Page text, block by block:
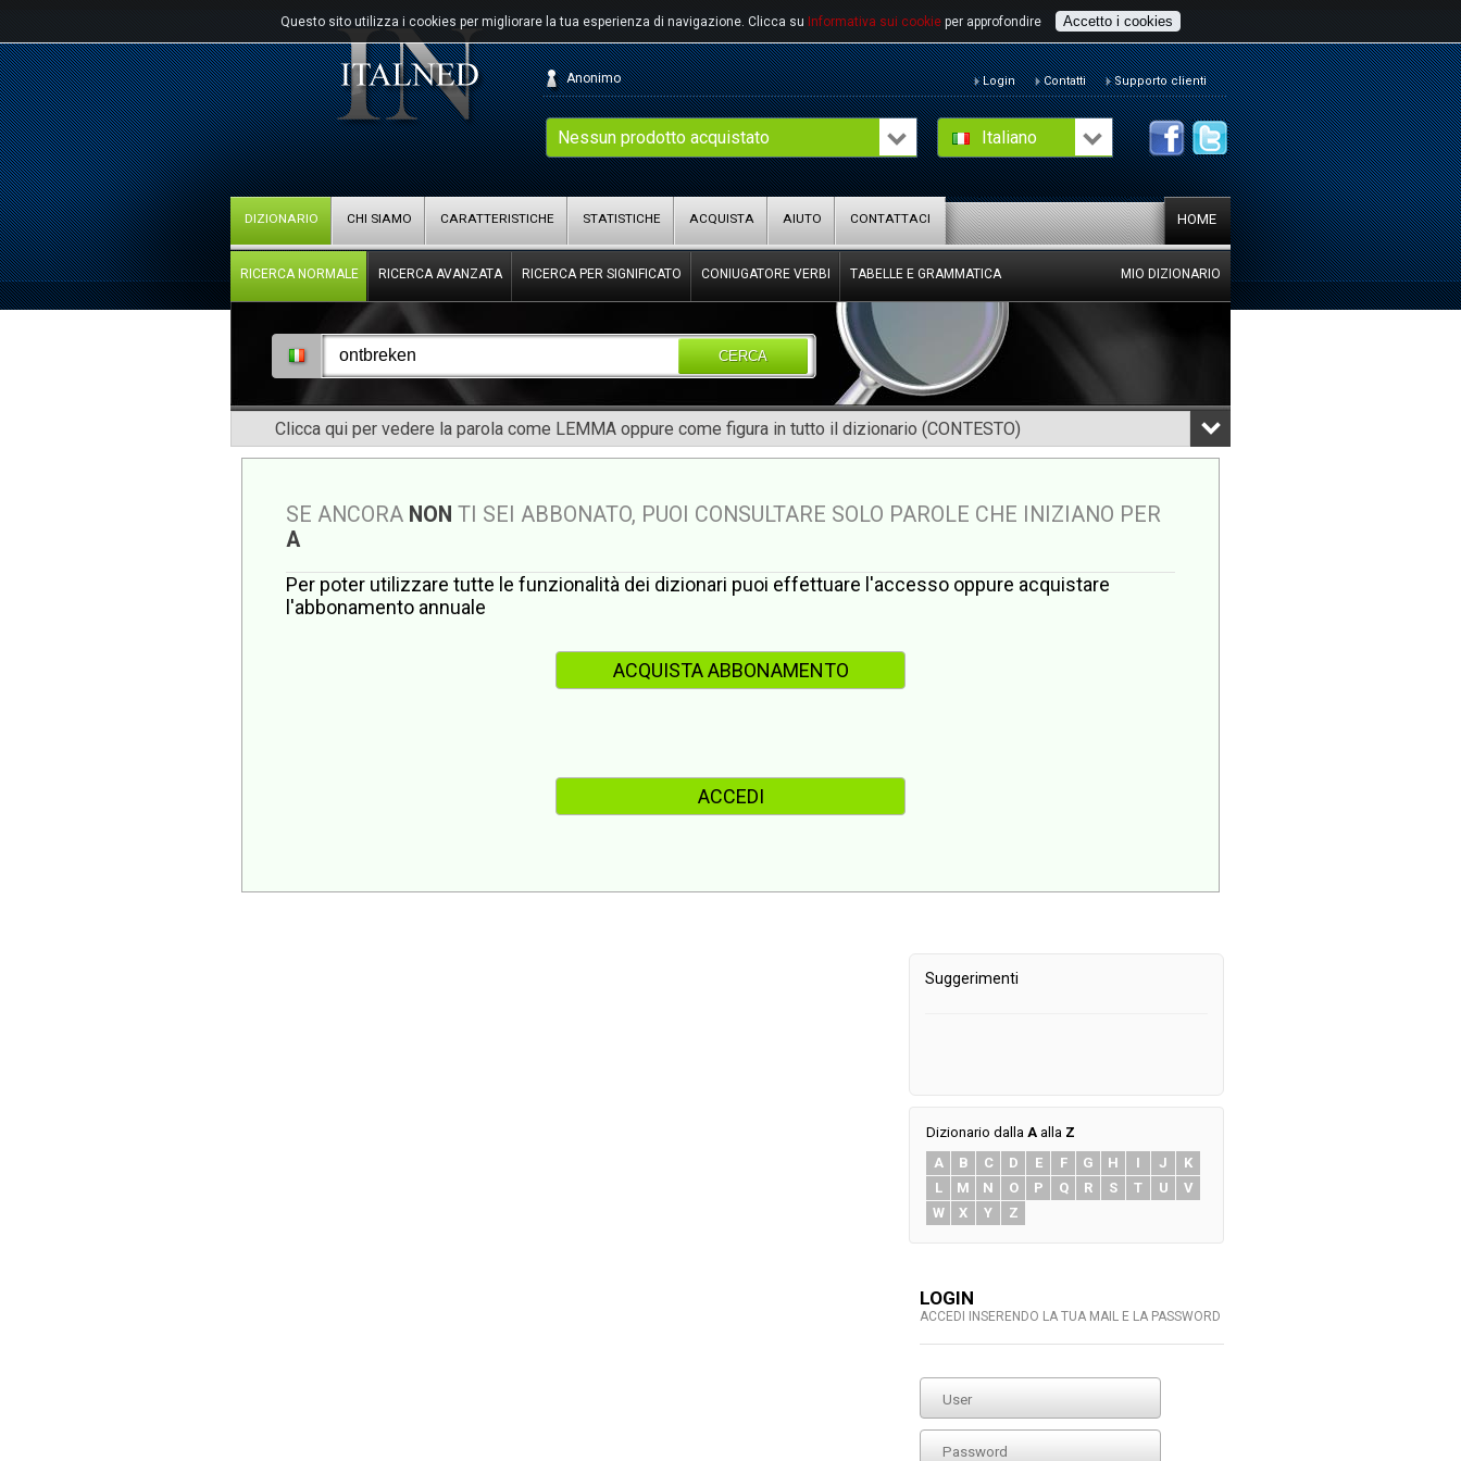
Questo sito utilizza i cookies per migliorare la tua esperienza di navigazione. Clicca su Informativa sui cookie per approfondire Accetto i cookies
Italiano
Nessun prodotto acquistato
Anonimo Login Contatti Supporto clienti
HOME
DIZIONARIO CHI SIAMO CARATTERISTICHE STATISTICHE ACQUISTA AIUTO CONTATTACI
RICERCA NORMALE RICERCA AVANZATA RICERCA PER SIGNIFICATO CONIUGATORE VERBI TABELLE E GRAMMATICA MIO DIZIONARIO
CERCA
Clicca qui per vedere la parola come LEMMA oppure come figura in tutto il dizionario (CONTESTO)
SE ANCORA NON TI SEI ABBONATO, PUOI CONSULTARE SOLO PAROLE CHE INIZIANO PER
A
Per poter utilizzare tutte le funzionalità dei dizionari puoi effettuare l'accesso oppure acquistare
l'abbonamento annuale
ACQUISTA ABBONAMENTO
ACCEDI
Suggerimenti
Dizionario dalla A alla Z
A
B C D E F G H I J
K
L
M N O P Q R S T U
V
W
X Y Z
LOGIN
ACCEDI INSERENDO LA TUA MAIL E LA PASSWORD